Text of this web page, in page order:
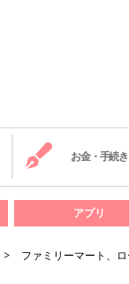
お金・手続き
アプリ
ファミリーマート、